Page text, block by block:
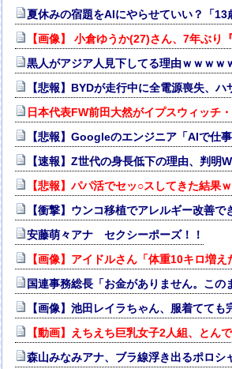
夏休みの宿題をAIにやらせていい？「
【画像】 小倉ゆうか(27)さん、7年ぶり
黒人がアジア人見下してる理由ｗｗｗｗ
【悲報】BYDが走行中に全電源喪失、
日本代表FW前田大然がイプスウィッチ
【悲報】Googleのエンジニア「AIで仕
【速報】Z世代の身長低下の理由、判明
【悲報】パパ活でセッ○スしてきた結果
【衝撃】ウンコ移植でアレルギー改善で
安藤萌々アナ セクシーポーズ！！
【画像】アイドルさん「体重10キロ増え
国連事務総長「お金がありません。こ
【画像】池田レイラちゃん、服着てて
【動画】えちえち巨乳女子2人組、と
森山みなみアナ、ブラ線浮き出るポロシ